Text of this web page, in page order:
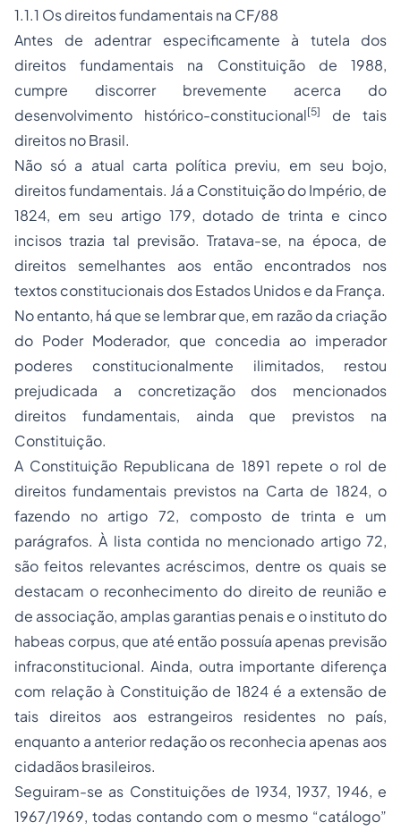
1.1.1 Os direitos fundamentais na CF/88
Antes de adentrar especificamente à tutela dos
direitos fundamentais na Constituição de 1988,
cumpre discorrer brevemente acerca do
desenvolvimento histórico-constitucional[5]
de tais
direitos no Brasil.
Não só a atual carta política previu, em seu bojo,
direitos fundamentais. Já a Constituição do Império, de
1824, em seu artigo 179, dotado de trinta e cinco
incisos trazia tal previsão. Tratava-se, na época, de
direitos semelhantes aos então encontrados nos
textos constitucionais dos Estados Unidos e da França.
No entanto, há que se lembrar que, em razão da criação
do Poder Moderador, que concedia ao imperador
poderes constitucionalmente ilimitados, restou
prejudicada a concretização dos mencionados
direitos fundamentais, ainda que previstos na
Constituição.
A Constituição Republicana de 1891 repete o rol de
direitos fundamentais previstos na Carta de 1824, o
fazendo no artigo 72, composto de trinta e um
parágrafos. À lista contida no mencionado artigo 72,
são feitos relevantes acréscimos, dentre os quais se
destacam o reconhecimento do direito de reunião e
de associação, amplas garantias penais e o instituto do
habeas corpus, que até então possuía apenas previsão
infraconstitucional. Ainda, outra importante diferença
com relação à Constituição de 1824 é a extensão de
tais direitos aos estrangeiros residentes no país,
enquanto a anterior redação os reconhecia apenas aos
cidadãos brasileiros.
Seguiram-se as Constituições de 1934, 1937, 1946, e
1967/1969, todas contando com o mesmo “catálogo”